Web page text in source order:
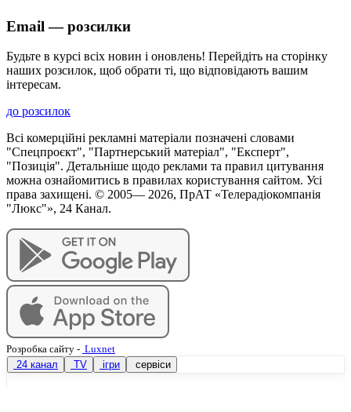
Email — розсилки
Будьте в курсі всіх новин і оновлень! Перейдіть на сторінку
наших розсилок, щоб обрати ті, що відповідають вашим
інтересам.
до розсилок
Всі комерційні рекламні матеріали позначені словами
"Спецпроєкт", "Партнерський матеріал", "Експерт",
"Позиція". Детальніше щодо реклами та правил цитування
можна ознайомитись в правилах користування сайтом. Усі
права захищені. © 2005— 2026, ПрАТ «Телерадіокомпанія
"Люкс"», 24 Канал.
Розробка сайту - Luxnet
24 канал
TV ігри сервіси